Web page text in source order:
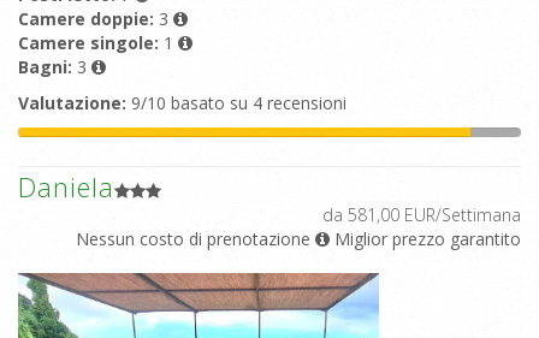
Camere doppie: 3
Camere singole: 1
Bagni: 3
Valutazione: 9/10 basato su 4 recensioni
Daniela
da 581,00 EUR/Settimana
Nessun costo di prenotazione
Miglior prezzo garantito